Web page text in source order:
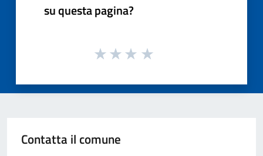
su questa pagina?
Contatta il comune